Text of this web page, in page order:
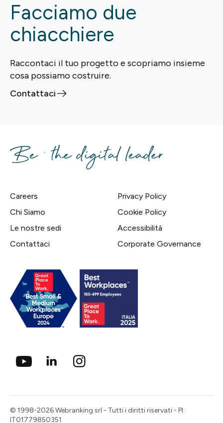
Facciamo due
chiacchiere
Raccontaci il tuo progetto e scopriamo insieme
cosa possiamo costruire.
Contattaci
Careers
Chi Siamo
Le nostre sedi
Contattaci
Privacy Policy
Cookie Policy
Accessibilità
Corporate Governance
© 1998-2026 Webranking srl - Tutti i diritti riservati - PI:
IT01779850351